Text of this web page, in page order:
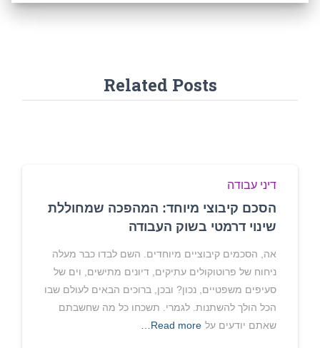
Related Posts
דיני עבודה
הסכם קיבוצי מיוחד: המהפכה שמחוללת
שינוי דרמטי בשוק העבודה
אה, הסכמים קיבוציים מיוחדים. השם לבדו כבר מעלה
ניחוח של פרוטוקולים עתיקים, דיונים מתישים, וים של
סעיפים משפטיים, נכון? ובכן, ברוכים הבאים לעולם שבו
הכל הולך להשתנות. לגמרי. תשכחו כל מה שחשבתם
שאתם יודעים על Read more…